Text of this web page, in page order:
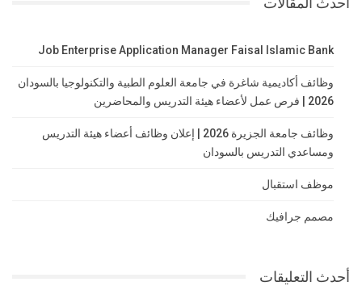
Job Enterprise Application Manager Faisal Islamic Bank
وظائف أكاديمية شاغرة في جامعة العلوم الطبية والتكنولوجيا بالسودان
2026 | فرص عمل لأعضاء هيئة التدريس والمحاضرين
وظائف جامعة الجزيرة 2026 | إعلان وظائف أعضاء هيئة التدريس
ومساعدي التدريس بالسودان
موظف استقبال
مصمم جرافيك
أحدث التعليقات